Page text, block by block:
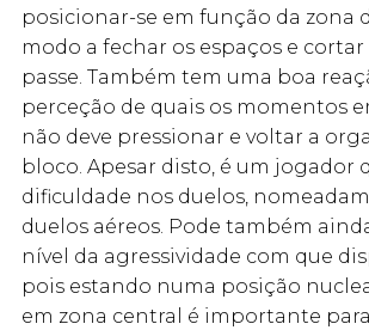
posicionar-se em função da zona
modo a fechar os espaços e
passe. Também tem uma boa
perceção de quais os momentos
não deve pressionar e voltar a
bloco. Apesar disto, é um jogador
dificuldade nos duelos,
duelos aéreos. Pode também
nível da agressividade com que
pois estando numa posição
em zona central é importante